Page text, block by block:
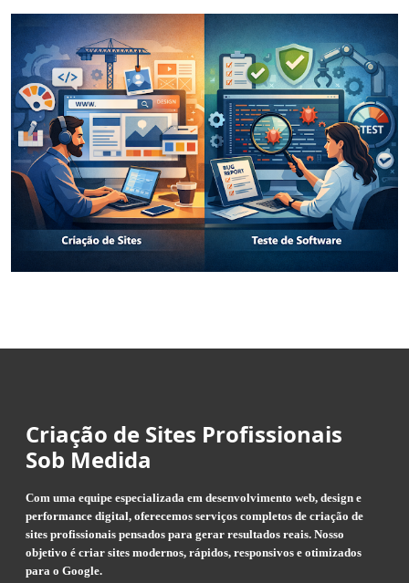
Criação de Sites Profissionais
Sob Medida
Com uma equipe especializada em desenvolvimento web, design e
performance digital, oferecemos serviços completos de criação de
sites profissionais pensados para gerar resultados reais. Nosso
objetivo é criar sites modernos, rápidos, responsivos e otimizados
para o Google.